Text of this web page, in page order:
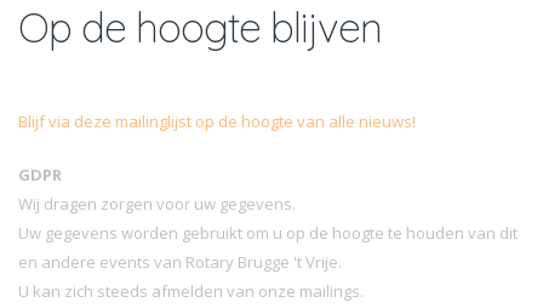
Op de hoogte blijven
Blijf via deze mailinglijst op de hoogte van alle nieuws!
GDPR
Wij dragen zorgen voor uw gegevens.
Uw gegevens worden gebruikt om u op de hoogte te houden van dit
en andere events van Rotary Brugge 't Vrije.
U kan zich steeds afmelden van onze mailings.